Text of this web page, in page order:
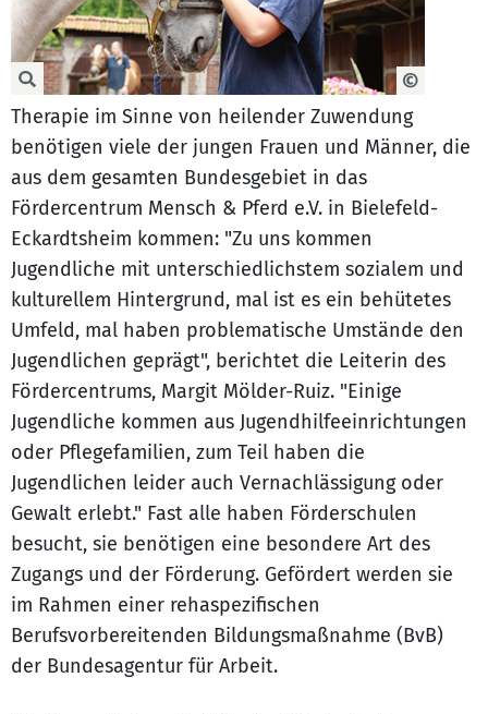
Therapie im Sinne von heilender Zuwendung
benötigen viele der jungen Frauen und Männer, die
aus dem gesamten Bundesgebiet in das
Fördercentrum Mensch & Pferd e.V. in Bielefeld-
Eckardtsheim kommen: "Zu uns kommen
Jugendliche mit unterschiedlichstem sozialem und
kulturellem Hintergrund, mal ist es ein behütetes
Umfeld, mal haben problematische Umstände den
Jugendlichen geprägt", berichtet die Leiterin des
Fördercentrums, Margit Mölder-Ruiz. "Einige
Jugendliche kommen aus Jugendhilfeeinrichtungen
oder Pflegefamilien, zum Teil haben die
Jugendlichen leider auch Vernachlässigung oder
Gewalt erlebt." Fast alle haben Förderschulen
besucht, sie benötigen eine besondere Art des
Zugangs und der Förderung. Gefördert werden sie
im Rahmen einer rehaspezifischen
Berufsvorbereitenden Bildungsmaßnahme (BvB)
der Bundesagentur für Arbeit.